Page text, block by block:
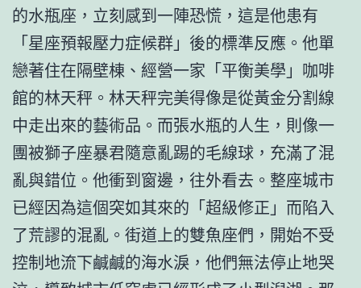
的水瓶座，立刻感到一陣恐慌，這是他患有
「星座預報壓力症候群」後的標準反應。他單
戀著住在隔壁棟、經營一家「平衡美學」咖啡
館的林天秤。林天秤完美得像是從黃金分割線
中走出來的藝術品。而張水瓶的人生，則像一
團被獅子座暴君隨意亂踢的毛線球，充滿了混
亂與錯位。他衝到窗邊，往外看去。整座城市
已經因為這個突如其來的「超級修正」而陷入
了荒謬的混亂。街道上的雙魚座們，開始不受
控制地流下鹹鹹的海水淚，他們無法停止地哭